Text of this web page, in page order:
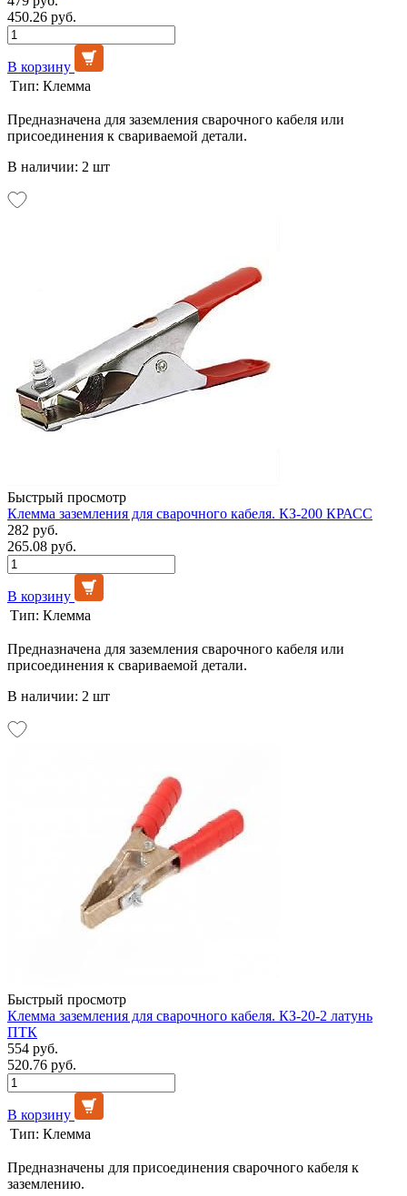
450.26 руб.
В корзину
Тип: Клемма
Предназначена для заземления сварочного кабеля или
присоединения к свариваемой детали.
В наличии: 2 шт
Быстрый просмотр
Клемма заземления для сварочного кабеля. КЗ-200 КРАСС
282 руб.
265.08 руб.
В корзину
Тип: Клемма
Предназначена для заземления сварочного кабеля или
присоединения к свариваемой детали.
В наличии: 2 шт
Быстрый просмотр
Клемма заземления для сварочного кабеля. КЗ-20-2 латунь
ПТК
554 руб.
520.76 руб.
В корзину
Тип: Клемма
Предназначены для присоединения сварочного кабеля к
заземлению.